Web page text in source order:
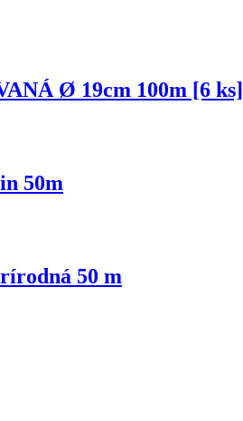
Ø 19cm 100m [6 ks]
50m
50 m